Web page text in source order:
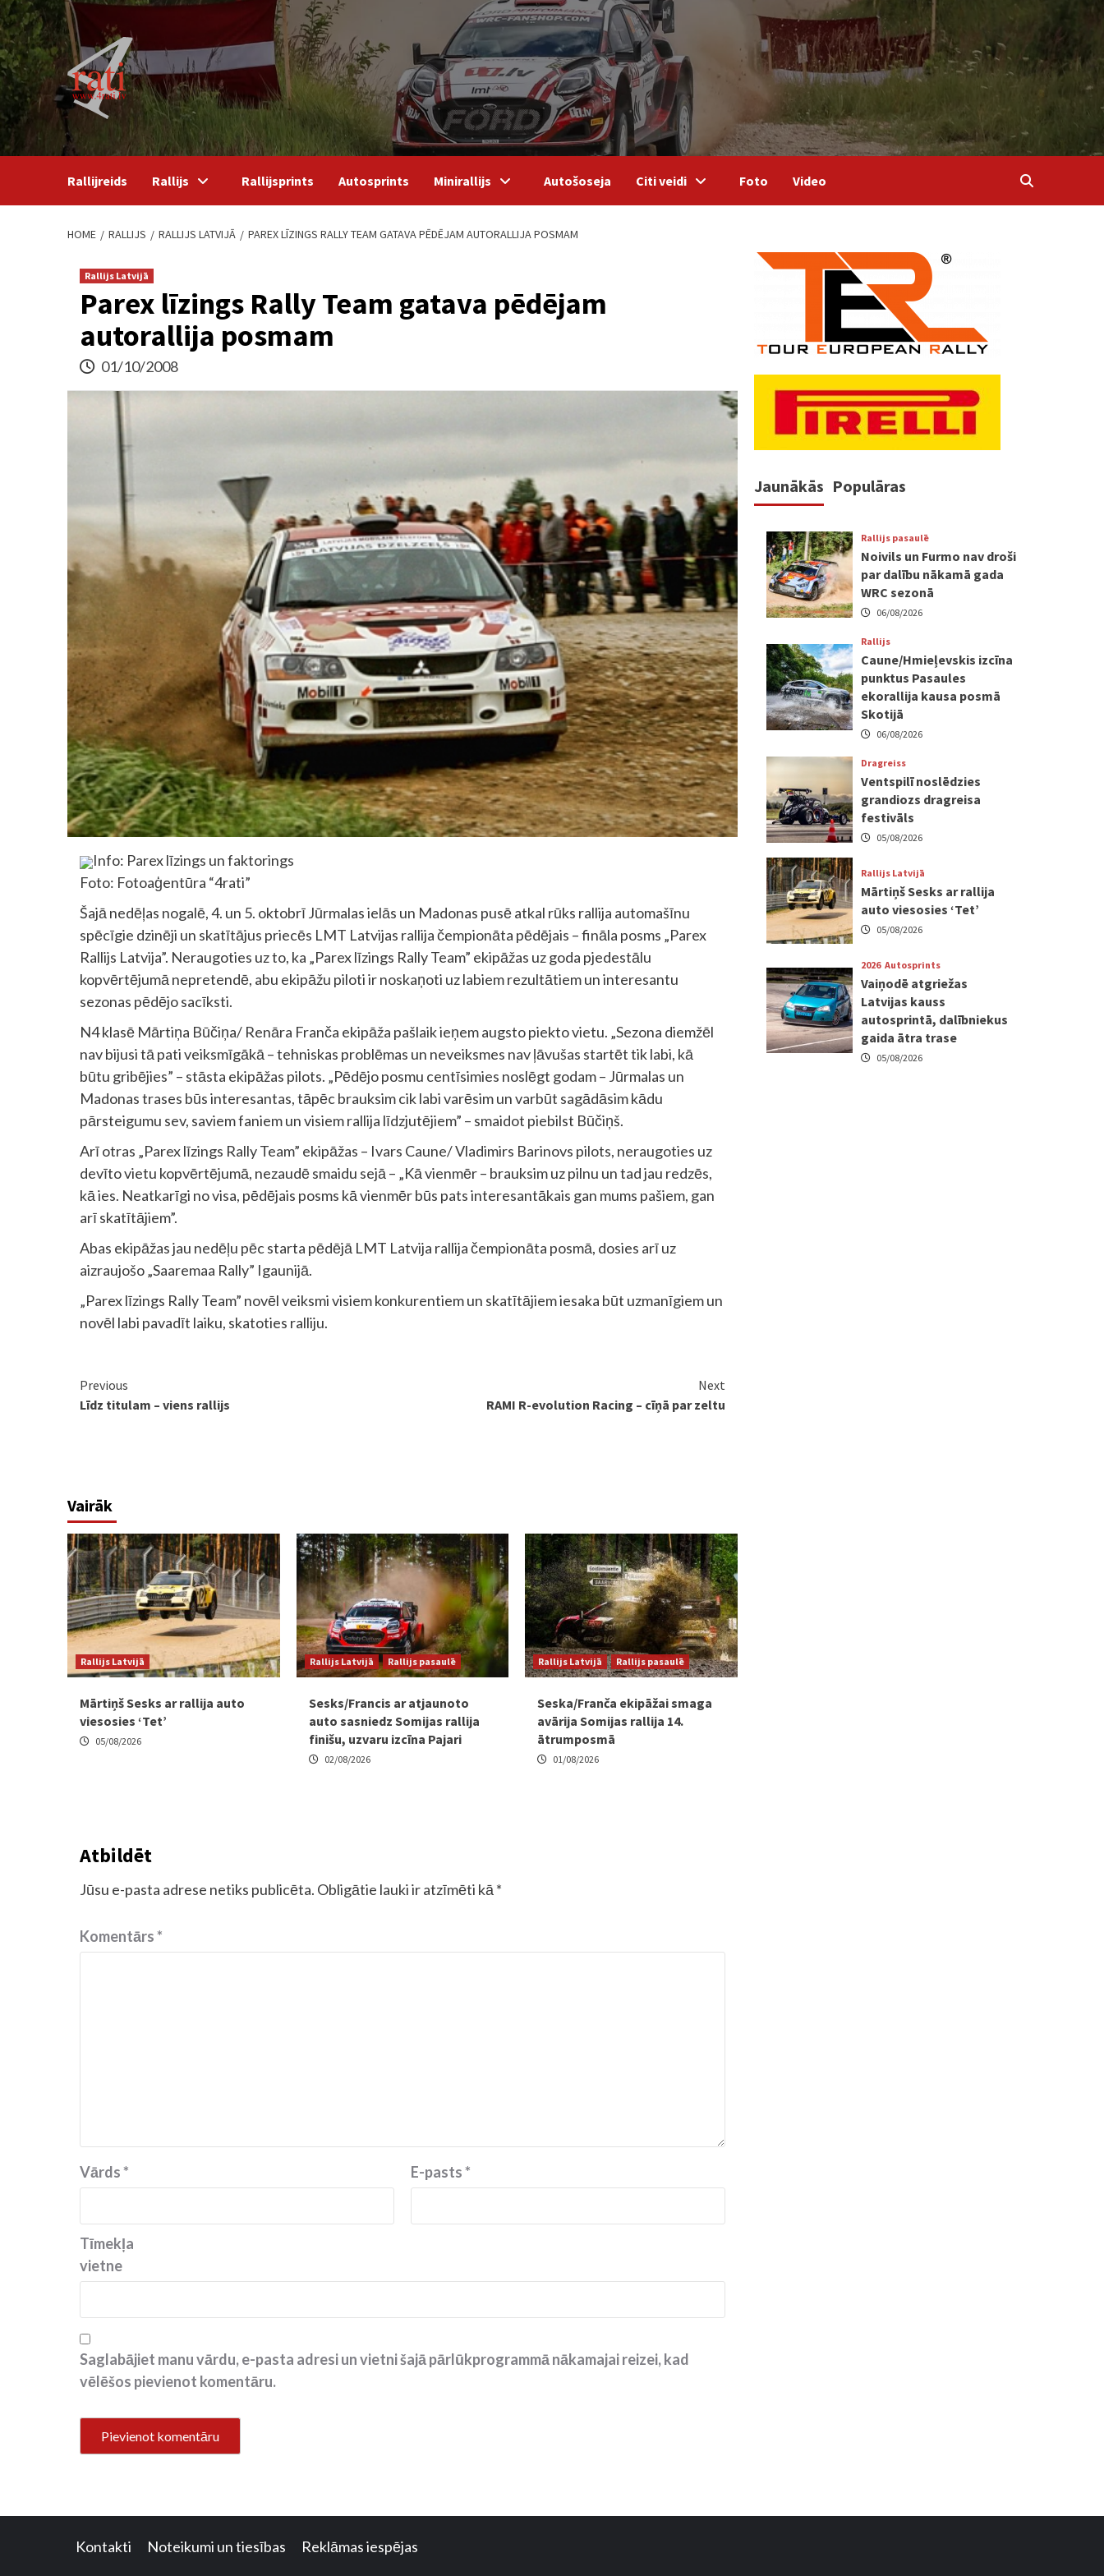
Skip
to
content
Rallijreids Rallijs Rallijsprints Autosprints Minirallijs Autošoseja Citi veidi Foto Video
HOME RALLIJS RALLIJS LATVIJĀ PAREX LĪZINGS RALLY TEAM GATAVA PĒDĒJAM AUTORALLIJA POSMAM
Rallijs Latvijā
Parex līzings Rally Team gatava pēdējam
autorallija posmam
01/10/2008
Info: Parex līzings un faktorings
Foto: Fotoaģentūra “4rati”
Šajā nedēļas nogalē, 4. un 5. oktobrī Jūrmalas ielās un Madonas pusē atkal rūks rallija automašīnu
spēcīgie dzinēji un skatītājus priecēs LMT Latvijas rallija čempionāta pēdējais – fināla posms „Parex
Rallijs Latvija”. Neraugoties uz to, ka „Parex līzings Rally Team” ekipāžas uz goda pjedestālu
kopvērtējumā nepretendē, abu ekipāžu piloti ir noskaņoti uz labiem rezultātiem un interesantu
sezonas pēdējo sacīksti.
N4 klasē Mārtiņa Būčiņa/ Renāra Franča ekipāža pašlaik ieņem augsto piekto vietu. „Sezona diemžēl
nav bijusi tā pati veiksmīgākā – tehniskas problēmas un neveiksmes nav ļāvušas startēt tik labi, kā
būtu gribējies” – stāsta ekipāžas pilots. „Pēdējo posmu centīsimies noslēgt godam – Jūrmalas un
Madonas trases būs interesantas, tāpēc brauksim cik labi varēsim un varbūt sagādāsim kādu
pārsteigumu sev, saviem faniem un visiem rallija līdzjutējiem” – smaidot piebilst Būčiņš.
Arī otras „Parex līzings Rally Team” ekipāžas – Ivars Caune/ Vladimirs Barinovs pilots, neraugoties uz
devīto vietu kopvērtējumā, nezaudē smaidu sejā – „Kā vienmēr – brauksim uz pilnu un tad jau redzēs,
kā ies. Neatkarīgi no visa, pēdējais posms kā vienmēr būs pats interesantākais gan mums pašiem, gan
arī skatītājiem”.
Abas ekipāžas jau nedēļu pēc starta pēdējā LMT Latvija rallija čempionāta posmā, dosies arī uz
aizraujošo „Saaremaa Rally” Igaunijā.
„Parex līzings Rally Team” novēl veiksmi visiem konkurentiem un skatītājiem iesaka būt uzmanīgiem un
novēl labi pavadīt laiku, skatoties ralliju.
Continue
Reading
Previous
Līdz titulam – viens rallijs
Next
RAMI R-evolution Racing – cīņā par zeltu
Vairāk
Rallijs Latvijā
Mārtiņš Sesks ar rallija auto
viesosies ‘Tet’
05/08/2026
Rallijs Latvijā Rallijs pasaulē
Sesks/Francis ar atjaunoto
auto sasniedz Somijas rallija
finišu, uzvaru izcīna Pajari
02/08/2026
Rallijs Latvijā Rallijs pasaulē
Seska/Franča ekipāžai smaga
avārija Somijas rallija 14.
ātrumposmā
01/08/2026
Atbildēt
Jūsu e-pasta adrese netiks publicēta. Obligātie lauki ir atzīmēti kā*
Komentārs*
Vārds* E-pasts*
Tīmekļa
vietne
Saglabājiet manu vārdu, e-pasta adresi un vietni šajā pārlūkprogrammā nākamajai reizei, kad
vēlēšos pievienot komentāru.
Jaunākās Populāras
Rallijs pasaulē
Noivils un Furmo nav droši
par dalību nākamā gada
WRC sezonā
06/08/2026
Rallijs
Caune/Hmieļevskis izcīna
punktus Pasaules
ekorallija kausa posmā
Skotijā
06/08/2026
Dragreiss
Ventspilī noslēdzies
grandiozs dragreisa
festivāls
05/08/2026
Rallijs Latvijā
Mārtiņš Sesks ar rallija
auto viesosies ‘Tet’
05/08/2026
2026 Autosprints
Vaiņodē atgriežas
Latvijas kauss
autosprintā, dalībniekus
gaida ātra trase
05/08/2026
Kontakti Noteikumi un tiesības Reklāmas iespējas